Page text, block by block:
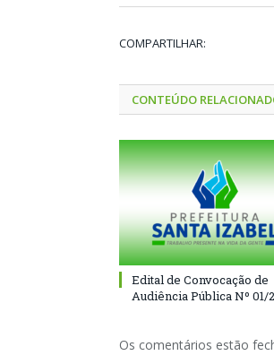
COMPARTILHAR:
CONTEÚDO
Edital de Convocação de
Audiência Pública Nº 01/
Os comentários estão